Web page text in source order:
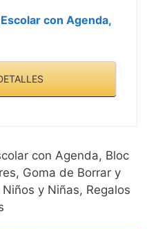
con Agenda,
con Agenda, Bloc
Goma de Borrar y
y Niñas, Regalos